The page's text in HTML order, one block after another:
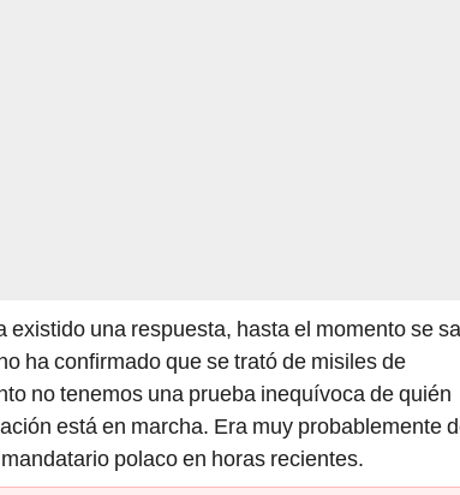
no tenemos una prueba inequívoca de quién
está en marcha. Era muy probablemente de
polaco en horas recientes.
de Polonia exige explicaciones a embajada rusa